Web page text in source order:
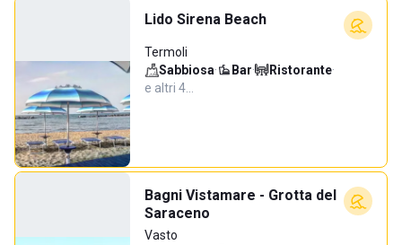
Lido Sirena Beach
Termoli
Sabbiosa· Bar· Ristorante·
e altri 4…
Bagni Vistamare - Grotta del
Saraceno
Vasto